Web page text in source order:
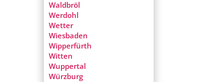
Waldbröl
Werdohl
Wetter
Wiesbaden
Wipperfürth
Witten
Wuppertal
Würzburg